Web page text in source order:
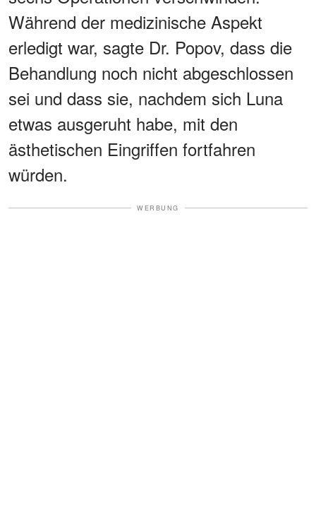
Während der medizinische Aspekt
erledigt war, sagte Dr. Popov, dass die
Behandlung noch nicht abgeschlossen
sei und dass sie, nachdem sich Luna
etwas ausgeruht habe, mit den
ästhetischen Eingriffen fortfahren
würden.
WERBUNG